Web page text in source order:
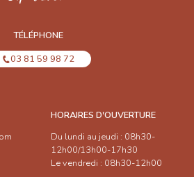
TÉLÉPHONE
03 81 59 98 72
HORAIRES D'OUVERTURE
Du lundi au jeudi : 08h30-
12h00/13h00-17h30
Le vendredi : 08h30-12h00